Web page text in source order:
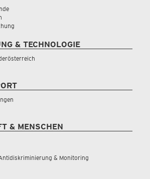
& TECHNOLOGIE
& MENSCHEN
& Monitoring